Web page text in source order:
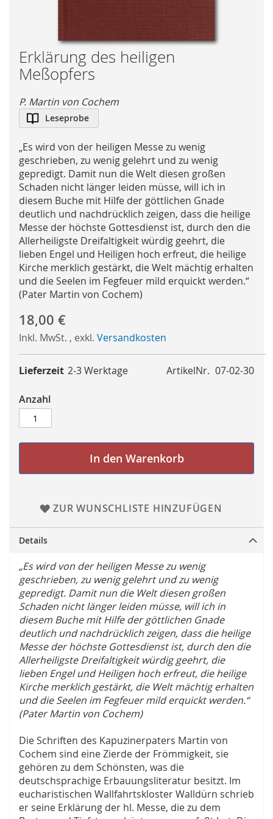
Skip
to
the
of
the
gallery
Erklärung des heiligen
Meßopfers
P. Martin von Cochem
Leseprobe
„Es wird von der heiligen Messe zu wenig
geschrieben, zu wenig gelehrt und zu wenig
gepredigt. Damit nun die Welt diesen großen
Schaden nicht länger leiden müsse, will ich in
diesem Buche mit Hilfe der göttlichen Gnade
deutlich und nachdrücklich zeigen, dass die heilige
Messe der höchste Gottesdienst ist, durch den die
Allerheiligste Dreifaltigkeit würdig geehrt, die
lieben Engel und Heiligen hoch erfreut, die heilige
Kirche merklich gestärkt, die Welt mächtig erhalten
und die Seelen im Fegfeuer mild erquickt werden.“
(Pater Martin von Cochem)
18,00 €
Inkl. MwSt. , exkl. Versandkosten
ArtikelNr. 07-02-30
Lieferzeit 2-3 Werktage
Anzahl
In den Warenkorb
ZUR WUNSCHLISTE HINZUFÜGEN
Details
„Es wird von der heiligen Messe zu wenig
geschrieben, zu wenig gelehrt und zu wenig
gepredigt. Damit nun die Welt diesen großen
Schaden nicht länger leiden müsse, will ich in
diesem Buche mit Hilfe der göttlichen Gnade
deutlich und nachdrücklich zeigen, dass die heilige
Messe der höchste Gottesdienst ist, durch den die
Allerheiligste Dreifaltigkeit würdig geehrt, die
lieben Engel und Heiligen hoch erfreut, die heilige
Kirche merklich gestärkt, die Welt mächtig erhalten
und die Seelen im Fegfeuer mild erquickt werden.“
(Pater Martin von Cochem)
Die Schriften des Kapuzinerpaters Martin von
Cochem sind eine Zierde der Frömmigkeit, sie
gehören zu dem Schönsten, was die
deutschsprachige Erbauungsliteratur besitzt. Im
eucharistischen Wallfahrtskloster Walldürn schrieb
er seine Erklärung der hl. Messe, die zu dem